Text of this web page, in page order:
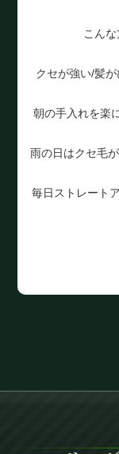
こん
クセが強い/髪
朝の手入れを楽
雨の日はクセ毛
毎日ストレート